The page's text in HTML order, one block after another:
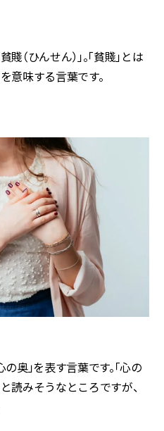
（ひんせん）」。「貧賤」とは
意味する言葉です。
の奥」を表す言葉です。「心の
読みそうなところですが、